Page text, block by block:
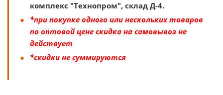
комплекс "Технопром", склад Д-4.
*при покупке одного или нескольких товаров
по оптовой цене скидка на самовывоз не
действует
*скидки не суммируются